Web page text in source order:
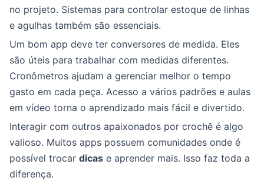
no projeto. Sistemas para controlar estoque de linhas
e agulhas também são essenciais.
Um bom app deve ter conversores de medida. Eles
são úteis para trabalhar com medidas diferentes.
Cronômetros ajudam a gerenciar melhor o tempo
gasto em cada peça. Acesso a vários padrões e aulas
em vídeo torna o aprendizado mais fácil e divertido.
Interagir com outros apaixonados por crochê é algo
valioso. Muitos apps possuem comunidades onde é
possível trocar dicas e aprender mais. Isso faz toda a
diferença.